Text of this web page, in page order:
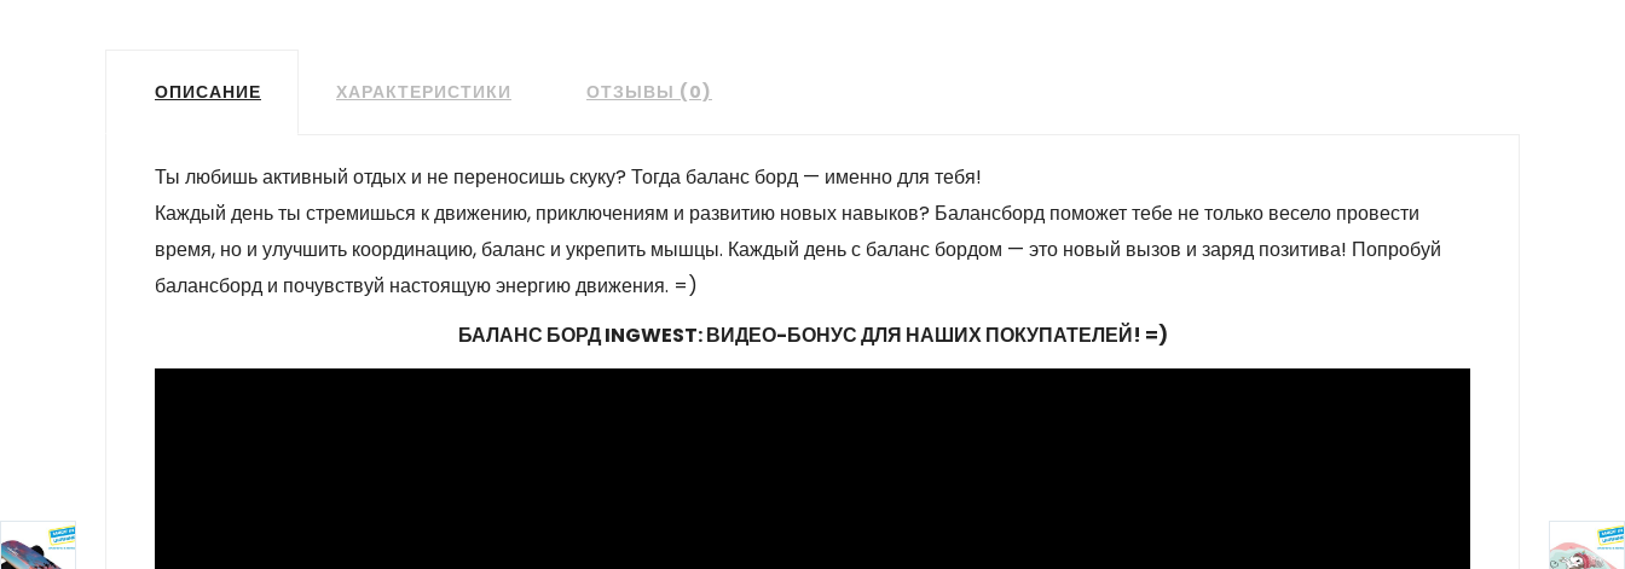
ОПИСАНИЕ ХАРАКТЕРИСТИКИ ОТЗЫВЫ (0)
Ты любишь активный отдых и не переносишь скуку? Тогда баланс борд — именно для тебя!
Каждый день ты стремишься к движению, приключениям и развитию новых навыков? Балансборд поможет тебе не только весело провести
время, но и улучшить координацию, баланс и укрепить мышцы. Каждый день с баланс бордом — это новый вызов и заряд позитива! Попробуй
балансборд и почувствуй настоящую энергию движения. =)
БАЛАНС БОРД INGWEST: ВИДЕО-БОНУС ДЛЯ НАШИХ ПОКУПАТЕЛЕЙ! =)